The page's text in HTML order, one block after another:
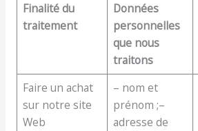
Finalité du
traitement
Données
personnelles
que nous
traitons
Faire un achat
sur notre site
Web
– nom et
prénom ;–
adresse de